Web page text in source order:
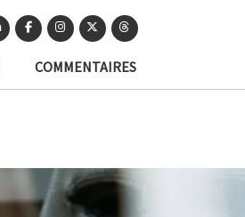
COMMENTAIRES